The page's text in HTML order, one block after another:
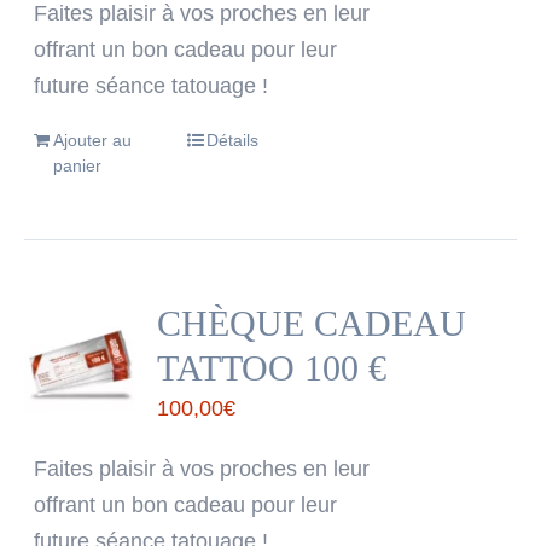
Faites plaisir à vos proches en leur
offrant un bon cadeau pour leur
future séance tatouage !
Ajouter au
panier
Détails
CHÈQUE CADEAU
TATTOO 100 €
100,00€
Faites plaisir à vos proches en leur
offrant un bon cadeau pour leur
future séance tatouage !